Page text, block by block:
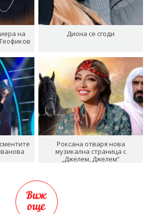
на
Диона се сгоди
Роксана отваря нова
музикална страница с
„Джелем, Джелем“
Виж
още